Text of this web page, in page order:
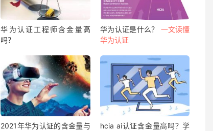
华为认证工程师含金量高
吗？
华为认证是什么？ 一文读懂
华为认证
2021年华为认证的含金量与
hcia ai认证含金量高吗？学